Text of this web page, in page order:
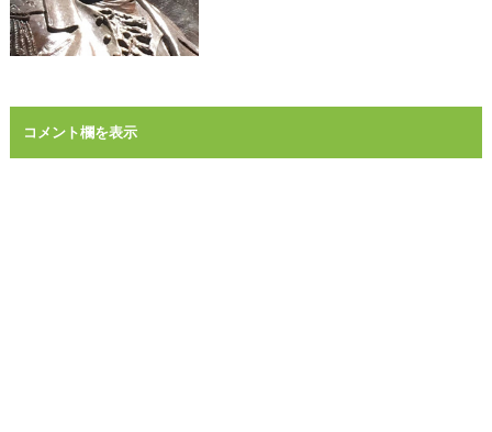
コメント欄を表示